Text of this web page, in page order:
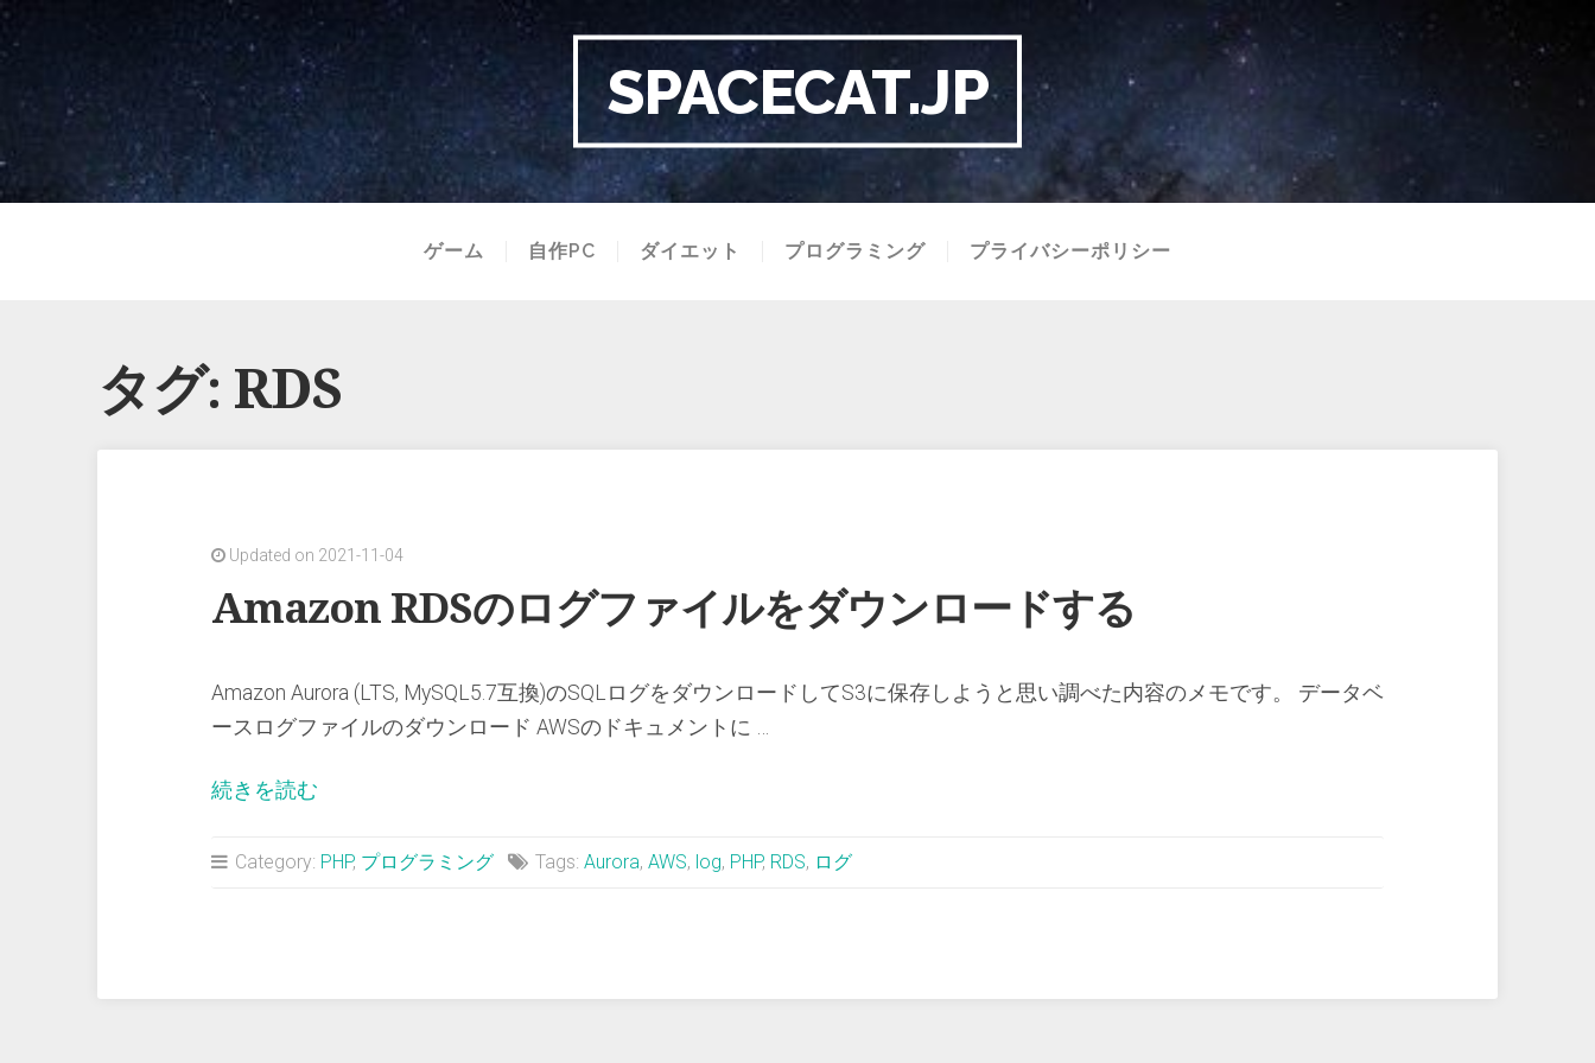
SPACECAT.JP
ゲーム 自作PC ダイエット プログラミング プライバシーポリシー
タグ: RDS
Updated on 2021-11-04
Amazon RDSのログファイルをダウンロードする
Amazon Aurora (LTS, MySQL5.7互換)のSQLログをダウンロードしてS3に保存しようと思い調べた内容のメモです。 データベ
ースログファイルのダウンロード AWSのドキュメントに …
続きを読む
の
ァ
Category: PHP, プログラミング Tags: Aurora, AWS, log, PHP, RDS, ログ